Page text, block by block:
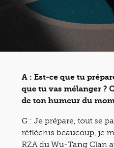
A : Est-ce que tu
que tu vas mélanger ?
de ton humeur du
G : Je prépare, tout se
réfléchis beaucoup, je
RZA du Wu-Tang Clan